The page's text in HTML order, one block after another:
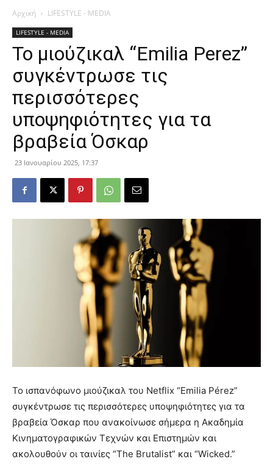
Αρχική LIFESTYLE - MEDIA
LIFESTYLE - MEDIA
Το μιούζικαλ “Emilia Perez”
συγκέντρωσε τις
περισσότερες
υποψηφιότητες για τα
βραβεία Όσκαρ
23 Ιανουαρίου 2025, 17:37
Το ισπανόφωνο μιούζικαλ του Netflix “Emilia Pérez”
συγκέντρωσε τις περισσότερες υποψηφιότητες για τα
βραβεία Όσκαρ που ανακοίνωσε σήμερα η Ακαδημία
Κινηματογραφικών Τεχνών και Επιστημών και
ακολουθούν οι ταινίες “The Brutalist” και “Wicked.”